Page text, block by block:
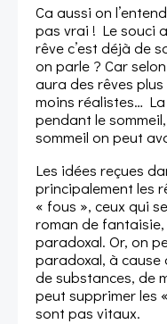
Ca aussi on
pas vrai ! Le souci
rêve c’est déjà de
on parle ? Car
aura des rêves
moins réalistes…
pendant le
sommeil on peut
Les idées reçues
principalement les
« fous », ceux qui
roman de fantaisie,
paradoxal. Or, on
paradoxal, à cause
de substances, de
peut supprimer les
sont pas vitaux.